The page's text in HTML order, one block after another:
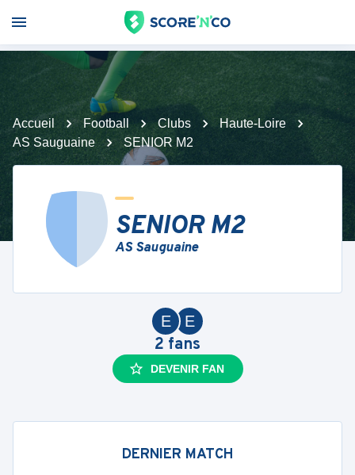
Accueil Football Clubs
Haute-Loire
AS Sauguaine
SENIOR M2
SENIOR M2
AS Sauguaine
E
E
2 fans
DEVENIR FAN
DERNIER MATCH